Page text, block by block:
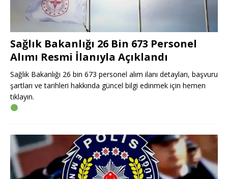
Sağlık Bakanlığı 26 Bin 673 Personel
Alımı Resmi İlanıyla Açıklandı
Sağlık Bakanlığı 26 bin 673 personel alım ilanı detayları, başvuru
şartları ve tarihleri hakkında güncel bilgi edinmek için hemen
tıklayın.